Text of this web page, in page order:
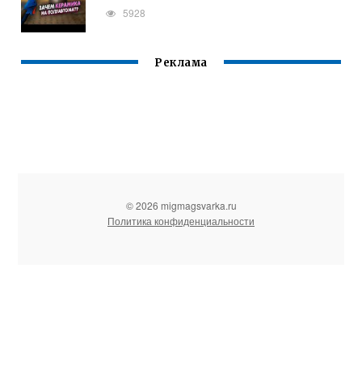
5928
Реклама
© 2026 migmagsvarka.ru
Политика конфиденциальности